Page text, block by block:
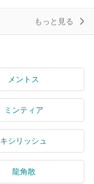
もっと見る
メントス
ミンティア
キシリッシュ
龍角散